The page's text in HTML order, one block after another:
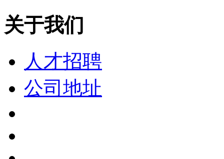
关于我们
人才招聘
公司地址